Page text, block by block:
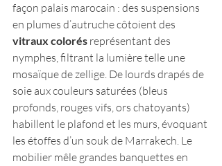
façon palais marocain : des suspensions
en plumes d’autruche côtoient des
vitraux colorés représentant des
nymphes, filtrant la lumière telle une
mosaïque de zellige. De lourds drapés de
soie aux couleurs saturées (bleus
profonds, rouges vifs, ors chatoyants)
habillent le plafond et les murs, évoquant
les étoffes d’un souk de Marrakech​. Le
mobilier mêle grandes banquettes en